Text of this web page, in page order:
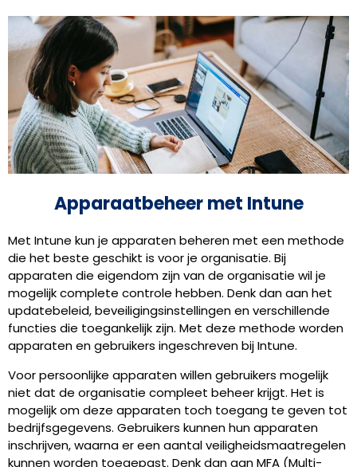
Apparaatbeheer met Intune
Met Intune kun je apparaten beheren met een methode
die het beste geschikt is voor je organisatie. Bij
apparaten die eigendom zijn van de organisatie wil je
mogelijk complete controle hebben. Denk dan aan het
updatebeleid, beveiligingsinstellingen en verschillende
functies die toegankelijk zijn. Met deze methode worden
apparaten en gebruikers ingeschreven bij Intune.
Voor persoonlijke apparaten willen gebruikers mogelijk
niet dat de organisatie compleet beheer krijgt. Het is
mogelijk om deze apparaten toch toegang te geven tot
bedrijfsgegevens. Gebruikers kunnen hun apparaten
inschrijven, waarna er een aantal veiligheidsmaatregelen
kunnen worden toegepast. Denk dan aan MFA (Multi-